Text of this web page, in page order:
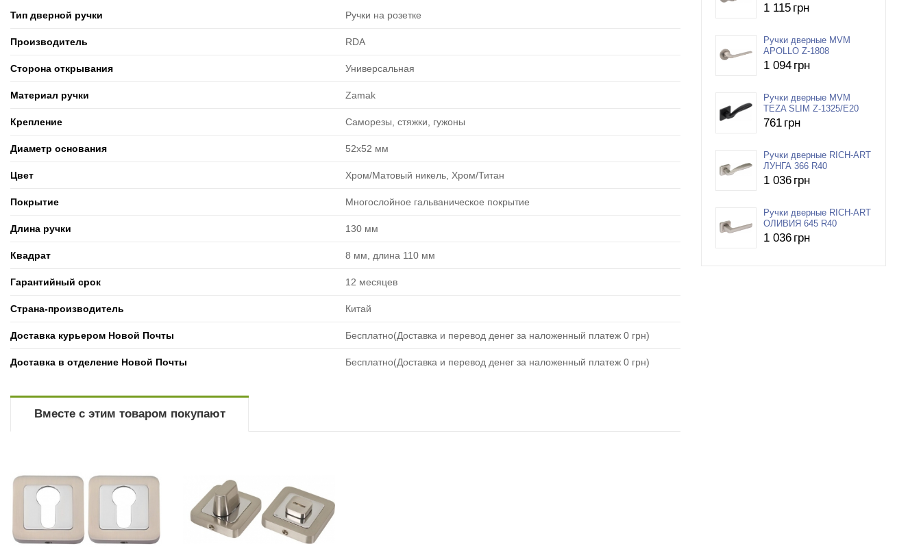
Тип дверной ручки Ручки на розетке
Производитель RDA
Сторона открывания Универсальная
Материал ручки Zamak
Крепление Саморезы, стяжки, гужоны
Диаметр основания 52х52 мм
Цвет Хром/Матовый никель, Хром/Титан
Покрытие Многослойное гальваническое покрытие
Длина ручки 130 мм
Квадрат 8 мм, длина 110 мм
Гарантийный срок 12 месяцев
Страна-производитель Китай
Доставка курьером Новой Почты Бесплатно(Доставка и перевод денег за наложенный платеж 0 грн)
Доставка в отделение Новой Почты Бесплатно(Доставка и перевод денег за наложенный платеж 0 грн)
Вместе с этим товаром покупают
1 115 грн
Ручки дверные MVM
APOLLO Z-1808
1 094 грн
Ручки дверные MVM
TEZA SLIM Z-1325/E20
761 грн
Ручки дверные RICH-ART
ЛУНГА 366 R40
1 036 грн
Ручки дверные RICH-ART
ОЛИВИЯ 645 R40
1 036 грн